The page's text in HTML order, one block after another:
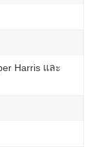
Harris และ